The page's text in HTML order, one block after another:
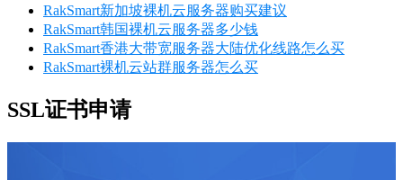
RakSmart新加坡裸机云服务器购买建议
RakSmart韩国裸机云服务器多少钱
RakSmart香港大带宽服务器大陆优化线路怎么买
RakSmart裸机云站群服务器怎么买
SSL证书申请